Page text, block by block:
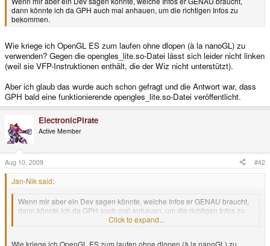
dann könnte ich da GPH auch mal anhauen, um die richtigen Infos zu
bekommen.
Wie kriege ich OpenGL ES zum laufen ohne dlopen (à la nanoGL) zu
verwenden? Gegen die opengles_lite.so-Datei lässt sich leider nicht linken
(weil sie VFP-Instruktionen enthält, die der Wiz nicht unterstützt).
Aber ich glaub das wurde auch schon gefragt und die Antwort war, dass
GPH bald eine funktionierende opengles_lite.so-Datei veröffentlicht.
ElectronicPirate
Active Member
Aug 10, 2009 #42
Jan-Nik said:
Wenn mir aber ein Dev sagen könnte, welche Infos er GENAU braucht,
dann könnte ich da GPH auch mal anhauen, um die richtigen Infos zu
Click to expand...
Wie kriege ich OpenGL ES zum laufen ohne dlopen (à la nanoGL) zu